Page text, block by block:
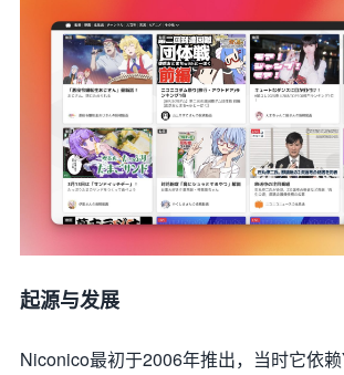
起源与发展
Niconico最初于2006年推出，当时它依